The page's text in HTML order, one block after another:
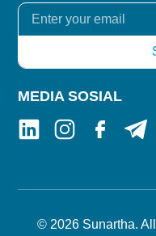
MEDIA SOSIAL
© 2026 Sunartha.